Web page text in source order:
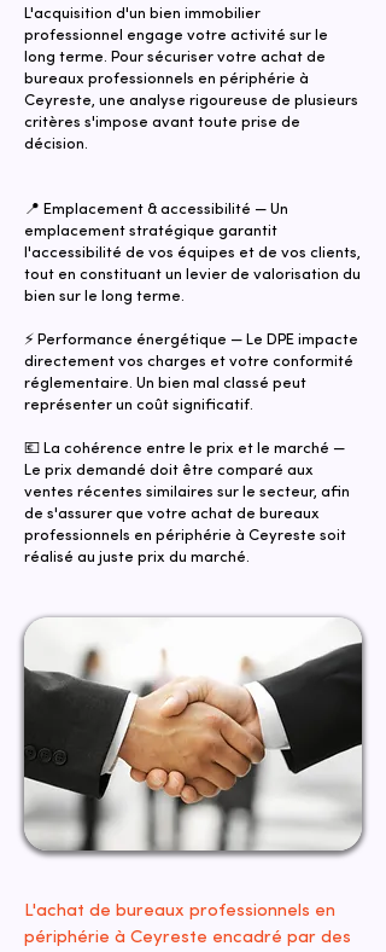
L'acquisition d'un bien immobilier
professionnel engage votre activité sur le
long terme. Pour sécuriser votre achat de
bureaux professionnels en périphérie à
Ceyreste, une analyse rigoureuse de plusieurs
critères s'impose avant toute prise de
décision.
📍 Emplacement & accessibilité — Un
emplacement stratégique garantit
l'accessibilité de vos équipes et de vos clients,
tout en constituant un levier de valorisation du
bien sur le long terme.
⚡ Performance énergétique — Le DPE impacte
directement vos charges et votre conformité
réglementaire. Un bien mal classé peut
représenter un coût significatif.
💶 La cohérence entre le prix et le marché —
Le prix demandé doit être comparé aux
ventes récentes similaires sur le secteur, afin
de s'assurer que votre achat de bureaux
professionnels en périphérie à Ceyreste soit
réalisé au juste prix du marché.
L'achat de bureaux professionnels en
périphérie à Ceyreste encadré par des